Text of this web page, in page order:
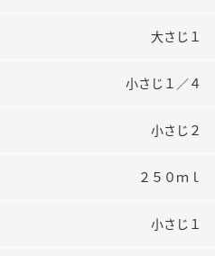
検索
製造所固有記号一覧
大さじ１
小さじ１／４
小さじ２
２５０ｍｌ
小さじ１